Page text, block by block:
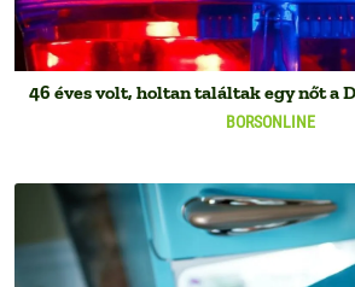
BORSONLINE
46 éves volt, holtan találtak egy nőt a